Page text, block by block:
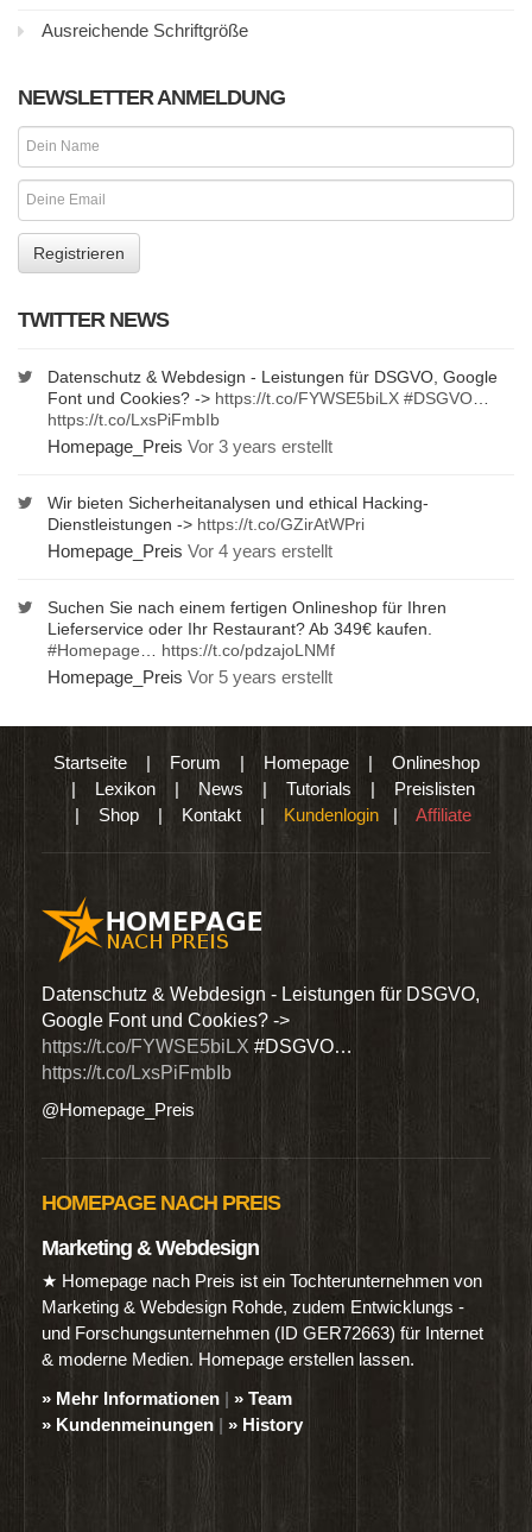
Ausreichende Schriftgröße
NEWSLETTER ANMELDUNG
TWITTER NEWS
Datenschutz & Webdesign - Leistungen für DSGVO, Google
Font und Cookies? -> https://t.co/FYWSE5biLX #DSGVO
https://t.co/LxsPiFmbIb
Homepage_Preis Vor 3 years erstellt
Wir bieten Sicherheitanalysen und ethical Hacking-
Dienstleistungen -> https://t.co/GZirAtWPri
Homepage_Preis Vor 4 years erstellt
Suchen Sie nach einem fertigen Onlineshop für Ihren
Lieferservice oder Ihr Restaurant? Ab 349€ kaufen.
#Homepage
https://t.co/pdzajoLNMf
Homepage_Preis Vor 5 years erstellt
Startseite| Forum | Homepage| Onlineshop
| Lexikon | News | Tutorials | Preislisten
| Shop | Kontakt | Kundenlogin | Affiliate
Datenschutz & Webdesign - Leistungen für DSGVO,
Google Font und Cookies? ->
https://t.co/FYWSE5biLX #DSGVO…
https://t.co/LxsPiFmbIb
@Homepage_Preis
HOMEPAGE NACH PREIS
Marketing & Webdesign
★ Homepage nach Preis ist ein Tochterunternehmen von
Marketing & Webdesign Rohde, zudem Entwicklungs -
und Forschungsunternehmen (ID GER72663) für Internet
& moderne Medien. Homepage erstellen lassen.
» Mehr Informationen | » Team
» Kundenmeinungen | » History